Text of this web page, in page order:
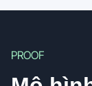
PROOF